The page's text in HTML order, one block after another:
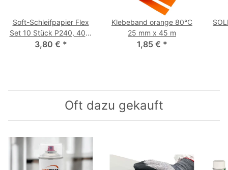
Soft-Schleifpapier Flex
Set 10 Stück P240, 400,
600, 800
3,80 € *
Klebeband orange 80°C
25 mm x 45 m
1,85 € *
Oft dazu gekauft